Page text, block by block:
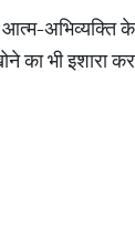
अभिव्यक्ति
भी इशारा